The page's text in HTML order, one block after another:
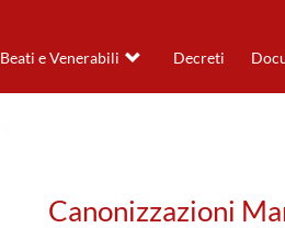
e Venerabili Decreti
Canonizzazioni